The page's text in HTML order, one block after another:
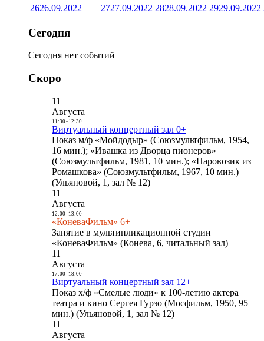
2626.09.2022 2727.09.2022 2828.09.2022 2929.09.2022
Сегодня
Сегодня нет событий
Скоро
11
Августа
11:30- 12:30
Виртуальный концертный зал 0+
Показ м/ф «Мойдодыр» (Союзмультфильм, 1954,
16 мин.); «Ивашка из Дворца пионеров»
(Союзмультфильм, 1981, 10 мин.); «Паровозик из
Ромашкова» (Союзмультфильм, 1967, 10 мин.)
(Ульяновой, 1, зал № 12)
11
Августа
12:00- 13:00
«КоневаФильм» 6+
Занятие в мультипликационной студии
«КоневаФильм» (Конева, 6, читальный зал)
11
Августа
17:00- 18:00
Виртуальный концертный зал 12+
Показ х/ф «Смелые люди» к 100-летию актера
театра и кино Сергея Гурзо (Мосфильм, 1950, 95
мин.) (Ульяновой, 1, зал № 12)
11
Августа